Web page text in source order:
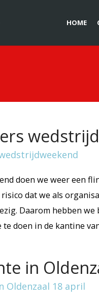
HOME
doen we weer een
dat we als
Daarom hebben
doen in de kantine
in